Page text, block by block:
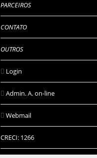
PARCEIROS
CONTATO
OUTROS
Login
Admin. A. on-line
Webmail
CRECI: 1266